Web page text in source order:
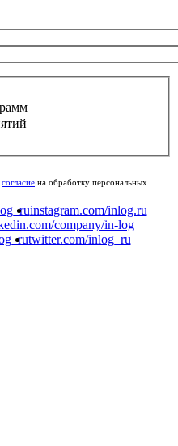
согласие на обработку персональных
instagram.com/inlog.ru
company/in-log
twitter.com/inlog_ru